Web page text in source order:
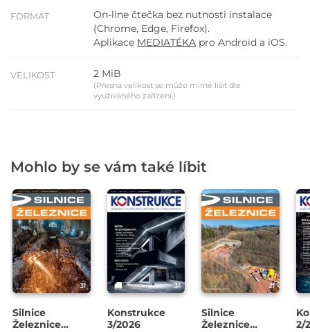
FORMÁT
On-line čtečka bez nutnosti instalace
(Chrome, Edge, Firefox).
Aplikace MEDIATÉKA pro Android a iOS.
VELIKOST 2 MiB
(Přesná velikost se může mírně lišit dle
využívaného zařízení.)
Mohlo by se vám také líbit
Silnice
Železnice
Konstrukce
3/2026
Silnice
Železnice
2/